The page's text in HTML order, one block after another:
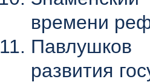
времени
развития